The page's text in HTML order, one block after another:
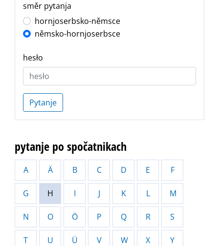
směr pytanja
hornjoserbsko-němsce
němsko-hornjoserbsce
hesło
Pytanje
pytanje po spočatnikach
A Ä B C D E F
G H I J K L M
N O Ö P Q R S
T U Ü V W X Y